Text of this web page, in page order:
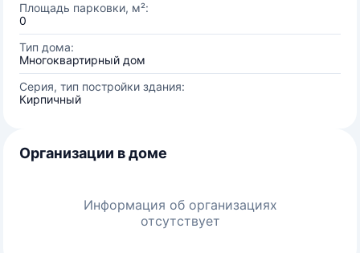
Площадь парковки, м²:
0
Тип дома:
Многоквартирный дом
Серия, тип постройки здания:
Кирпичный
Организации в доме
Информация об организациях
отсутствует